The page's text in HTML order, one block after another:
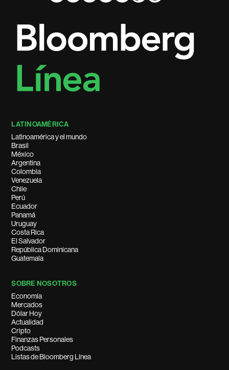
LATINOAMÉRICA
Latinoamérica y el mundo
Brasil
México
Argentina
Colombia
Venezuela
Chile
Perú
Ecuador
Panamá
Uruguay
Costa Rica
El Salvador
República Dominicana
Guatemala
SOBRE NOSOTROS
Economía
Mercados
Dólar Hoy
Actualidad
Cripto
Finanzas Personales
Podcasts
Listas de Bloomberg Línea